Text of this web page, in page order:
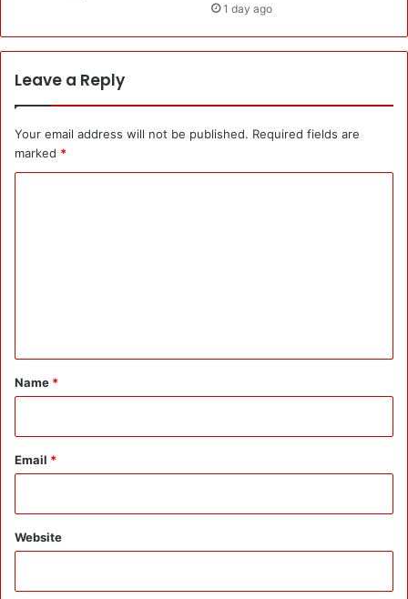
1 day ago
Leave a Reply
Your email address will not be published. Required fields are
marked *
*
Name *
Email *
Website